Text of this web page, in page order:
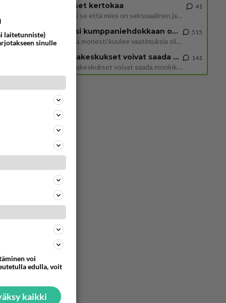
EU:n
että
Naiset kertokaa
Miksi se että mies on seksuaalinen ja haluaa seksiä ja te olette hänen mielestänne haluttava on vastenmielistä? Mikä sii
41
Miksi kumppaniehdokkaan oma elämä on teille ongelma?
Täällä monesti kuulee vaatimuksia siitä, että kumppaniehdokkaalla ei saisi olla lemmikkejä, lapsia, kavereita, eksiä, su
515
Datakeskukset voivat saada moninkertaisesti enemmän palautuksia kuin mitä ne maksavat veroja
”Datakeskukset voivat saada moninkertaisesti enemmän palautuksia kuin mitä ne maksavat veroja”, sanoo professori Jussi K
141
laitetunniste)
sinulle
voi
edulla, voit
kaikki